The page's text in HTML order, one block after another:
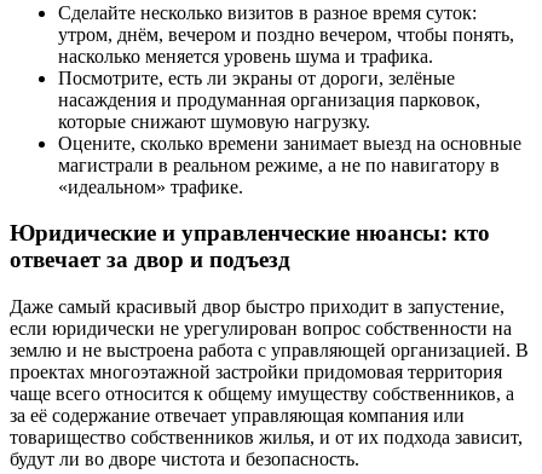
Сделайте несколько визитов в разное время суток:
утром, днём, вечером и поздно вечером, чтобы понять,
насколько меняется уровень шума и трафика.
Посмотрите, есть ли экраны от дороги, зелёные
насаждения и продуманная организация парковок,
которые снижают шумовую нагрузку.
Оцените, сколько времени занимает выезд на основные
магистрали в реальном режиме, а не по навигатору в
«идеальном» трафике.
Юридические и управленческие нюансы: кто
отвечает за двор и подъезд
Даже самый красивый двор быстро приходит в запустение,
если юридически не урегулирован вопрос собственности на
землю и не выстроена работа с управляющей организацией. В
проектах многоэтажной застройки придомовая территория
чаще всего относится к общему имуществу собственников, а
за её содержание отвечает управляющая компания или
товарищество собственников жилья, и от их подхода зависит,
будут ли во дворе чистота и безопасность.